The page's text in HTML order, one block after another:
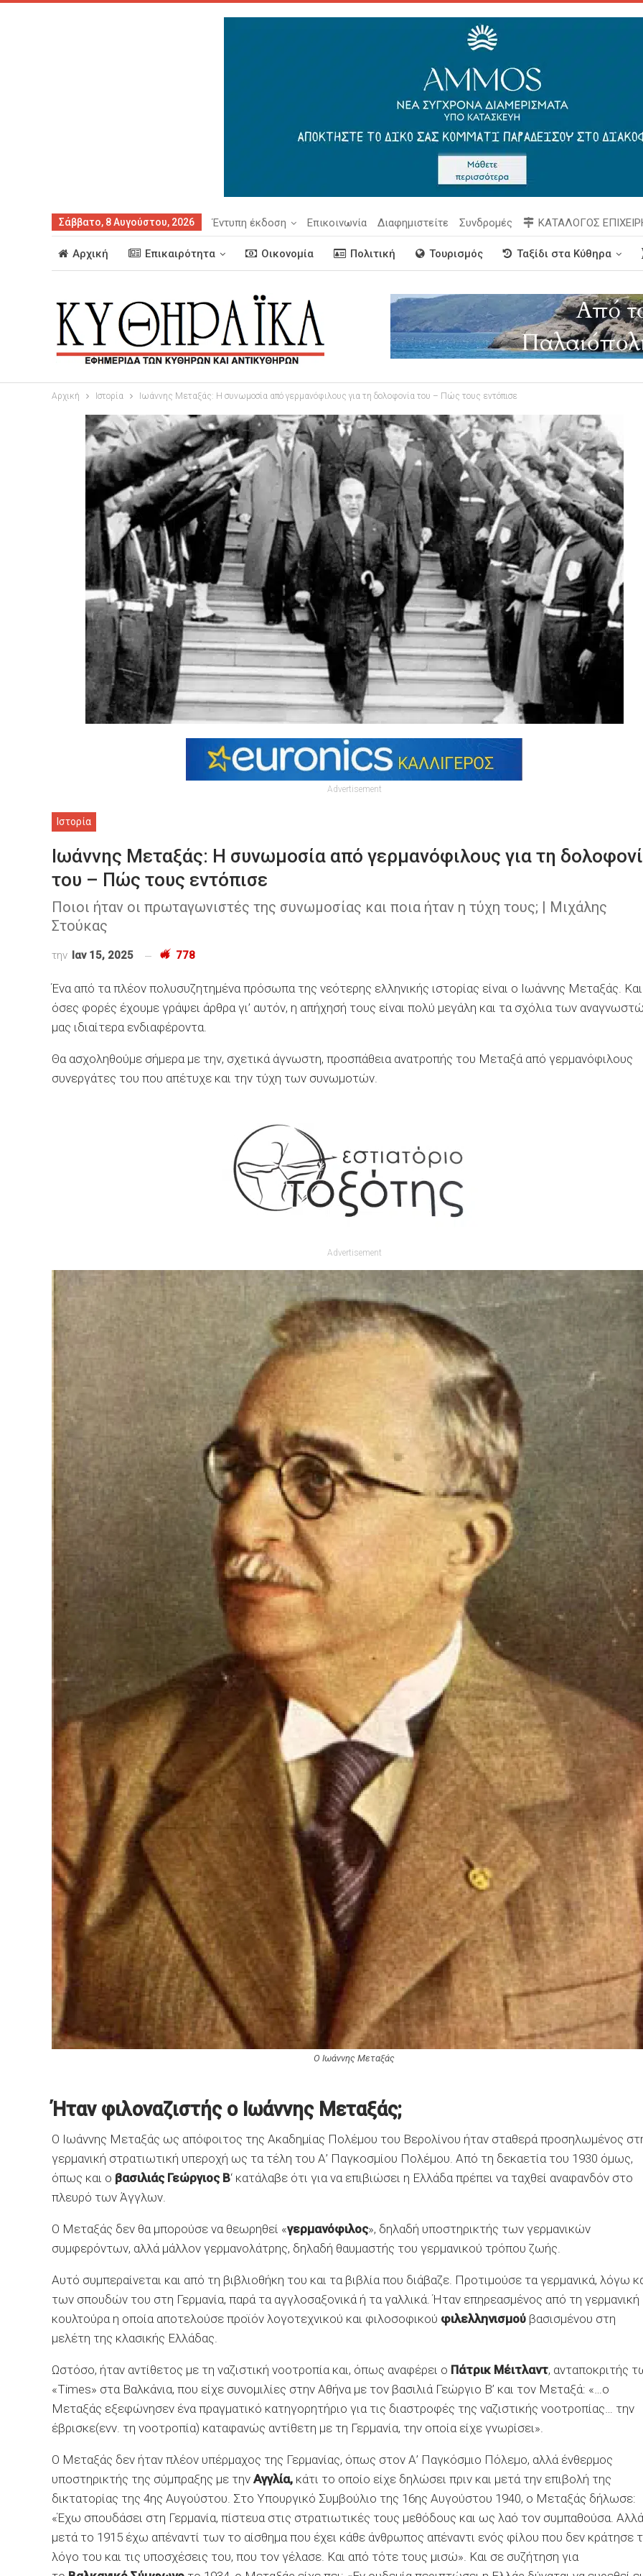
Σάββατο, 8 Αυγούστου, 2026 Έντυπη έκδοση Επικοινωνία Διαφημιστείτε Συνδρομές ΚΑΤΑΛΟΓΟΣ
Αρχική Επικαιρότητα Οικονομία Πολιτική Τουρισμός Ταξίδι στα Κύθηρα
Αρχική Ιστορία Ιωάννης Μεταξάς: Η συνωμοσία από γερμανόφιλους για τη δολοφονία του – Πώς τους εντόπισε
Advertisement
Ιστορία
Ιωάννης Μεταξάς: Η συνωμοσία από γερμανόφιλους για τη
του – Πώς τους εντόπισε
Ποιοι ήταν οι πρωταγωνιστές της συνωμοσίας και ποια ήταν η τύχη τους; | Μιχάλης
Στούκας
την Ιαν 15, 2025 778
Ένα από τα πλέον πολυσυζητημένα πρόσωπα της νεότερης ελληνικής ιστορίας είναι ο Ιωάννης Μεταξάς. Και
όσες φορές έχουμε γράψει άρθρα γι’ αυτόν, η απήχησή τους είναι πολύ μεγάλη και τα σχόλια των
μας ιδιαίτερα ενδιαφέροντα.
Θα ασχοληθούμε σήμερα με την, σχετικά άγνωστη, προσπάθεια ανατροπής του Μεταξά από γερμανόφιλους
συνεργάτες του που απέτυχε και την τύχη των συνωμοτών.
Advertisement
Ο Ιωάννης Μεταξάς
Ήταν φιλοναζιστής ο Ιωάννης Μεταξάς;
Ο Ιωάννης Μεταξάς ως απόφοιτος της Ακαδημίας Πολέμου του Βερολίνου ήταν σταθερά προσηλωμένος
γερμανική στρατιωτική υπεροχή ως τα τέλη του Α’ Παγκοσμίου Πολέμου. Από τη δεκαετία του 1930 όμως,
όπως και ο βασιλιάς Γεώργιος Β‘ κατάλαβε ότι για να επιβιώσει η Ελλάδα πρέπει να ταχθεί αναφανδόν στο
πλευρό των Άγγλων.
Ο Μεταξάς δεν θα μπορούσε να θεωρηθεί «γερμανόφιλος», δηλαδή υποστηρικτής των γερμανικών
συμφερόντων, αλλά μάλλον γερμανολάτρης, δηλαδή θαυμαστής του γερμανικού τρόπου ζωής.
Αυτό συμπεραίνεται και από τη βιβλιοθήκη του και τα βιβλία που διάβαζε. Προτιμούσε τα γερμανικά, λόγω
των σπουδών του στη Γερμανία, παρά τα αγγλοσαξονικά ή τα γαλλικά. Ήταν επηρεασμένος από τη γερμανική
κουλτούρα η οποία αποτελούσε προϊόν λογοτεχνικού και φιλοσοφικού φιλελληνισμού βασισμένου στη
μελέτη της κλασικής Ελλάδας.
Ωστόσο, ήταν αντίθετος με τη ναζιστική νοοτροπία και, όπως αναφέρει ο Πάτρικ Μέιτλαντ, ανταποκριτής
«Times» στα Βαλκάνια, που είχε συνομιλίες στην Αθήνα με τον βασιλιά Γεώργιο Β’ και τον Μεταξά: «…ο
Μεταξάς εξεφώνησεν ένα πραγματικό κατηγορητήριο για τις διαστροφές της ναζιστικής νοοτροπίας… την
έβρισκε(ενν. τη νοοτροπία) καταφανώς αντίθετη με τη Γερμανία, την οποία είχε γνωρίσει».
Ο Μεταξάς δεν ήταν πλέον υπέρμαχος της Γερμανίας, όπως στον Α’ Παγκόσμιο Πόλεμο, αλλά ένθερμος
υποστηρικτής της σύμπραξης με την Αγγλία, κάτι το οποίο είχε δηλώσει πριν και μετά την επιβολή της
δικτατορίας της 4ης Αυγούστου. Στο Υπουργικό Συμβούλιο της 16ης Αυγούστου 1940, ο Μεταξάς δήλωσε:
«Έχω σπουδάσει στη Γερμανία, πίστευα στις στρατιωτικές τους μεθόδους και ως λαό τον συμπαθούσα. Αλλά
μετά το 1915 έχω απέναντί των το αίσθημα που έχει κάθε άνθρωπος απέναντι ενός φίλου που δεν κράτησε
λόγο του και τις υποσχέσεις του, που τον γέλασε. Και από τότε τους μισώ». Και σε συζήτηση για